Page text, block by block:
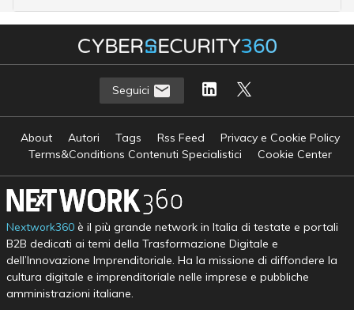
Seguici
About Autori Tags Rss Feed
Privacy e Cookie Policy
Terms&Conditions Contenuti Specialistici
Cookie Center
Nextwork360è il più grande network in Italia di testate e portali
B2B dedicati ai temi della Trasformazione Digitale e
dell’Innovazione Imprenditoriale. Ha la missione di diffondere la
cultura digitale e imprenditoriale nelle imprese e pubbliche
amministrazioni italiane.